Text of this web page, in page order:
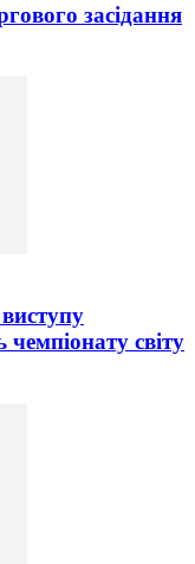
засідання
чемпіонату світу